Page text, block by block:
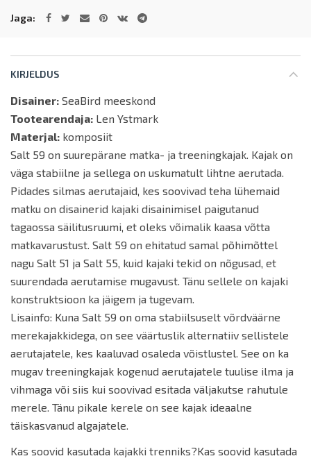
Jaga
KIRJELDUS
Disainer: SeaBird meeskond
Tootearendaja: Len Ystmark
Materjal: komposiit
Salt 59 on suurepärane matka- ja treeningkajak. Kajak on
väga stabiilne ja sellega on uskumatult lihtne aerutada.
Pidades silmas aerutajaid, kes soovivad teha lühemaid
matku on disainerid kajaki disainimisel paigutanud
tagaossa säilitusruumi, et oleks võimalik kaasa võtta
matkavarustust. Salt 59 on ehitatud samal põhimõttel
nagu Salt 51 ja Salt 55, kuid kajaki tekid on nõgusad, et
suurendada aerutamise mugavust. Tänu sellele on kajaki
konstruktsioon ka jäigem ja tugevam.
Lisainfo: Kuna Salt 59 on oma stabiilsuselt võrdväärne
merekajakkidega, on see väärtuslik alternatiiv sellistele
aerutajatele, kes kaaluvad osaleda võistlustel. See on ka
mugav treeningkajak kogenud aerutajatele tuulise ilma ja
vihmaga või siis kui soovivad esitada väljakutse rahutule
merele. Tänu pikale kerele on see kajak ideaalne
täiskasvanud algajatele.
Kas soovid kasutada kajakki trenniks?Kas soovid kasutada